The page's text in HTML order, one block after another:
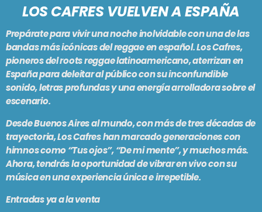
BARCELONA
MALLORCA
PODCASTS
TIENDA
EN VIVO AHORA!
LOS CAFRES VUELVEN A ESPAÑA
Prepárate para vivir una noche inolvidable con una de las
bandas más icónicas del reggae en español. Los Cafres,
pioneros del roots reggae latinoamericano, aterrizan en
España para deleitar al público con su inconfundible
sonido, letras profundas y una energía arrolladora sobre el
escenario.
Desde Buenos Aires al mundo, con más de tres décadas de
trayectoria, Los Cafres han marcado generaciones con
himnos como “Tus ojos”, “De mi mente”, y muchos más.
Ahora, tendrás la oportunidad de vibrar en vivo con su
música en una experiencia única e irrepetible.
Entradas ya a la venta